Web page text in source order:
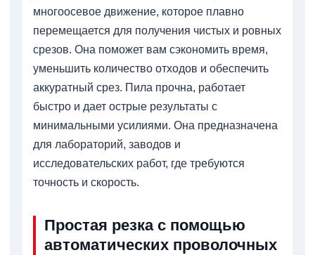
многоосевое движение, которое плавно
перемещается для получения чистых и ровных
срезов. Она поможет вам сэкономить время,
уменьшить количество отходов и обеспечить
аккуратный срез. Пила прочна, работает
быстро и дает острые результаты с
минимальными усилиями. Она предназначена
для лабораторий, заводов и
исследовательских работ, где требуются
точность и скорость.
Простая резка с помощью
автоматических проволочных